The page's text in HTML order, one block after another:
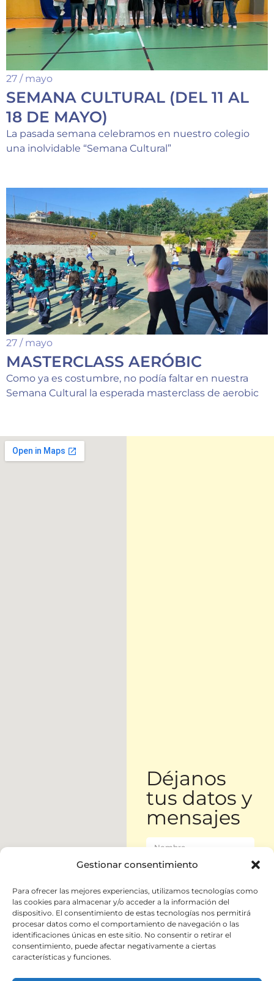
Gestionar consentimiento
Para ofrecer las mejores experiencias, utilizamos tecnologías como
las cookies para almacenar y/o acceder a la información del
dispositivo. El consentimiento de estas tecnologías nos permitirá
procesar datos como el comportamiento de navegación o las
identificaciones únicas en este sitio. No consentir o retirar el
consentimiento, puede afectar negativamente a ciertas
características y funciones.
27 / mayo
SEMANA CULTURAL (DEL 11 AL
18 DE MAYO)
La pasada semana celebramos en nuestro colegio
una inolvidable “Semana Cultural”
27 / mayo
MASTERCLASS AERÓBIC
Como ya es costumbre, no podía faltar en nuestra
Semana Cultural la esperada masterclass de aerobic
Déjanos
tus datos y
mensajes